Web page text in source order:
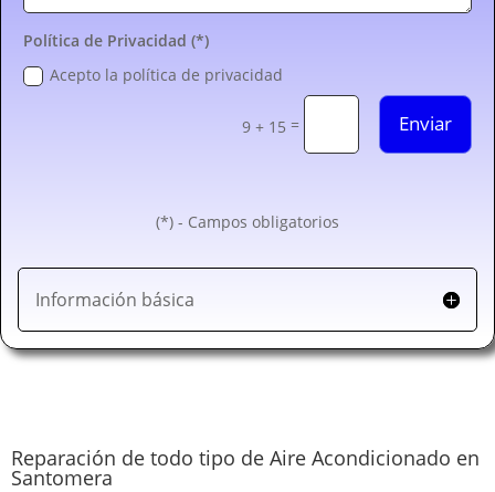
Política de Privacidad (*)
Acepto la política de privacidad
9 + 15 = Enviar
(*) - Campos obligatorios
Información básica
Reparación de todo tipo de Aire Acondicionado en
Santomera